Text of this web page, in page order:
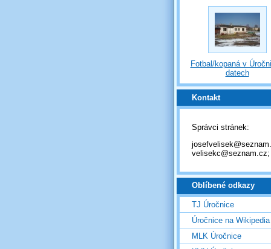
Fotbal/kopaná v
datech
Kontakt
Správci stránek:
velisekc@seznam.cz;
Oblíbené odkazy
TJ Úročnice
Úročnice na Wikipedia
MLK Úročnice